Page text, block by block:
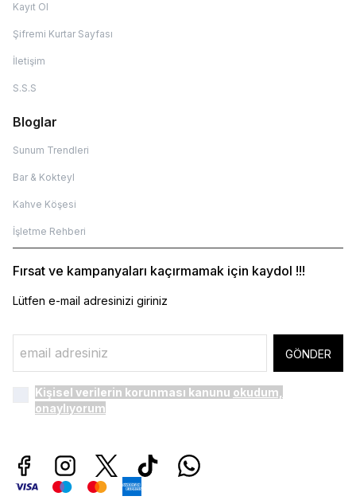
Kayıt Ol
Şifremi Kurtar Sayfası
İletişim
S.S.S
Bloglar
Sunum Trendleri
Bar & Kokteyl
Kahve Köşesi
İşletme Rehberi
Fırsat ve kampanyaları kaçırmamak için kaydol !!!
Lütfen e-mail adresinizi giriniz
GÖNDER
Kişisel verilerin korunması kanunu okudum,
onaylıyorum